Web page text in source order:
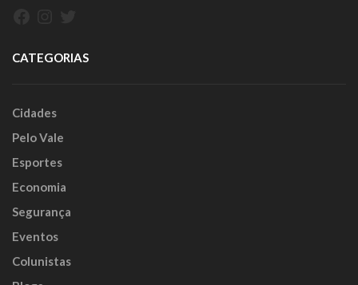
CATEGORIAS
Cidades
Pelo Vale
Esportes
Economia
Segurança
Eventos
Colunistas